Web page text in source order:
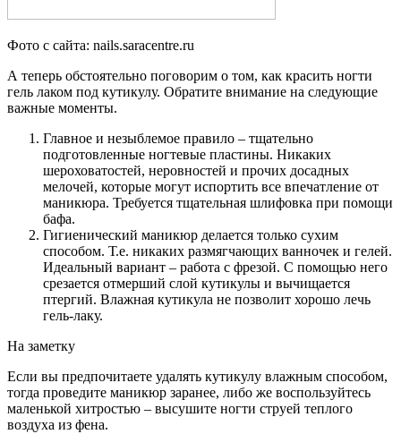
Фото с сайта: nails.saracentre.ru
А теперь обстоятельно поговорим о том, как красить ногти
гель лаком под кутикулу. Обратите внимание на следующие
важные моменты.
Главное и незыблемое правило – тщательно
подготовленные ногтевые пластины. Никаких
шероховатостей, неровностей и прочих досадных
мелочей, которые могут испортить все впечатление от
маникюра. Требуется тщательная шлифовка при помощи
бафа.
Гигиенический маникюр делается только сухим
способом. Т.е. никаких размягчающих ванночек и гелей.
Идеальный вариант – работа с фрезой. С помощью него
срезается отмерший слой кутикулы и вычищается
птергий. Влажная кутикула не позволит хорошо лечь
гель-лаку.
На заметку
Если вы предпочитаете удалять кутикулу влажным способом,
тогда проведите маникюр заранее, либо же воспользуйтесь
маленькой хитростью – высушите ногти струей теплого
воздуха из фена.